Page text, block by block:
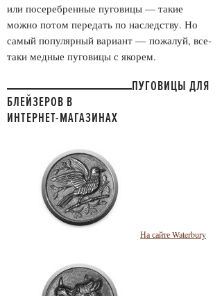
или посеребренные пуговицы — такие
можно потом передать по наследству. Но
самый популярный вариант — пожалуй, все-
таки медные пуговицы с якорем.
ПУГОВИЦЫ ДЛЯ
БЛЕЙЗЕРОВ В
ИНТЕРНЕТ-МАГАЗИНАХ
На сайте Waterbury